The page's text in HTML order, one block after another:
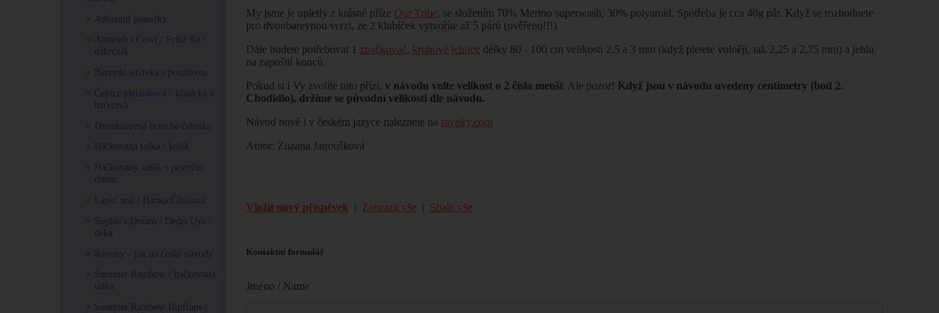
Adventní ponožky
Almendra Cowl / Sybil Ra /
nákrčník
Barevná síťovka s pouzdrem
Čepice pletánková - klasická a
baretová
Dvoubarevná brioche čelenka
Háčkovaná taška / košík
Háčkovaný košík s pevným
dnem
Lapač snů / Hanka Číhalová
Sophie's Dream / Dedri Uys /
deka
Ravelry - jak na české návody
Summer Rainbow / háčkovaná
taška
Summer Rainbow flipflops /
My jsme je upletly z krásné příze Our Tribe, se složením 70% Merino superwash, 30% polyamid. Spotřeba je cca 40g pár. Když se rozhodnete
pro dvoubarevnou verzi, ze 2 klubíček vytvoříte až 5 párů (ověřeno!!!)
Dále budete potřebovat 1 značkovač, kruhové jehlice délky 80 - 100 cm velikosti 2,5 a 3 mm (když pletete volněji, tak 2,25 a 2,75 mm) a jehlu
na zapošití konců.
Pokud si i Vy zvolíte tuto přízi,v návodu volte velikost o 2 čísla menší. Ale pozor! Když jsou v návodu uvedeny centimetry (bod 2.
Chodidlo), držíme se původní velikosti dle návodu.
Návod nově i v českém jazyce naleznete na ravelry.com
Autor: Zuzana Janoušková
Vložit nový příspěvek | Zobrazit vše | Sbalit vše
Kontaktní formulář
Jméno / Name